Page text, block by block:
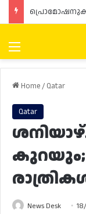
Menu
Home/ Qatar
Qatar
കുറയും;
News Desk